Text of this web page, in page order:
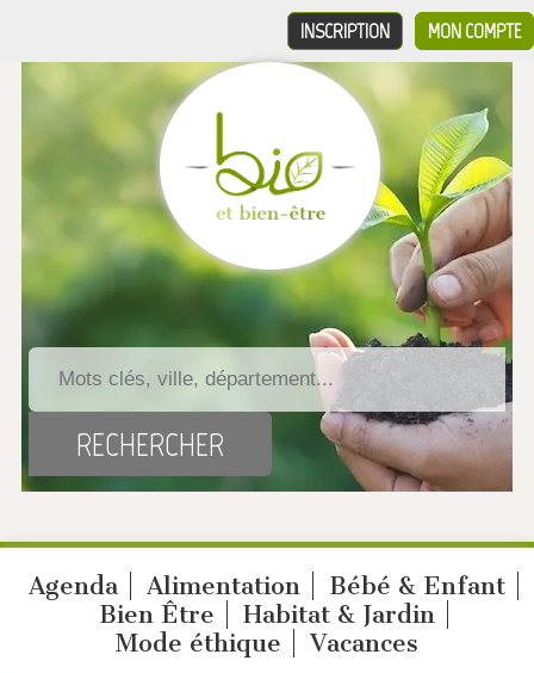
MON COMPTE
INSCRIPTION
Agenda Alimentation
Bébé & Enfant
Bien Être
Habitat & Jardin
Mode éthique
Vacances